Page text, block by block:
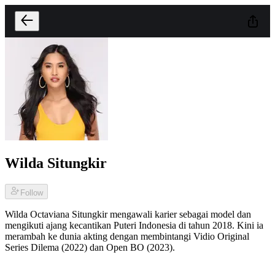
Wilda Situngkir
Follow
Wilda Octaviana Situngkir mengawali karier sebagai model dan
mengikuti ajang kecantikan Puteri Indonesia di tahun 2018. Kini ia
merambah ke dunia akting dengan membintangi Vidio Original
Series Dilema (2022) dan Open BO (2023).